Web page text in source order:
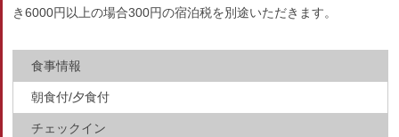
き6000円以上の場合300円の宿泊税を別途いただきます。
食事情報
朝食付/夕食付
チェックイン